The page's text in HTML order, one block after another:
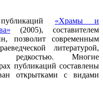
«Храмы и
(2005), составителем
позволит современным
литературой,
редкостью. Многие
публикаций составлены
открытками с видами